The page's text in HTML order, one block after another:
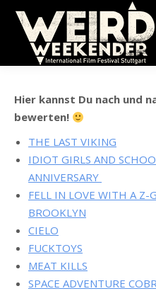
Hier kannst Du nach und
bewerten!
THE LAST VIKING
IDIOT GIRLS AND
ANNIVERSARY
FELL IN LOVE WITH A Z-
BROOKLYN
CIELO
FUCKTOYS
MEAT KILLS
SPACE ADVENTURE